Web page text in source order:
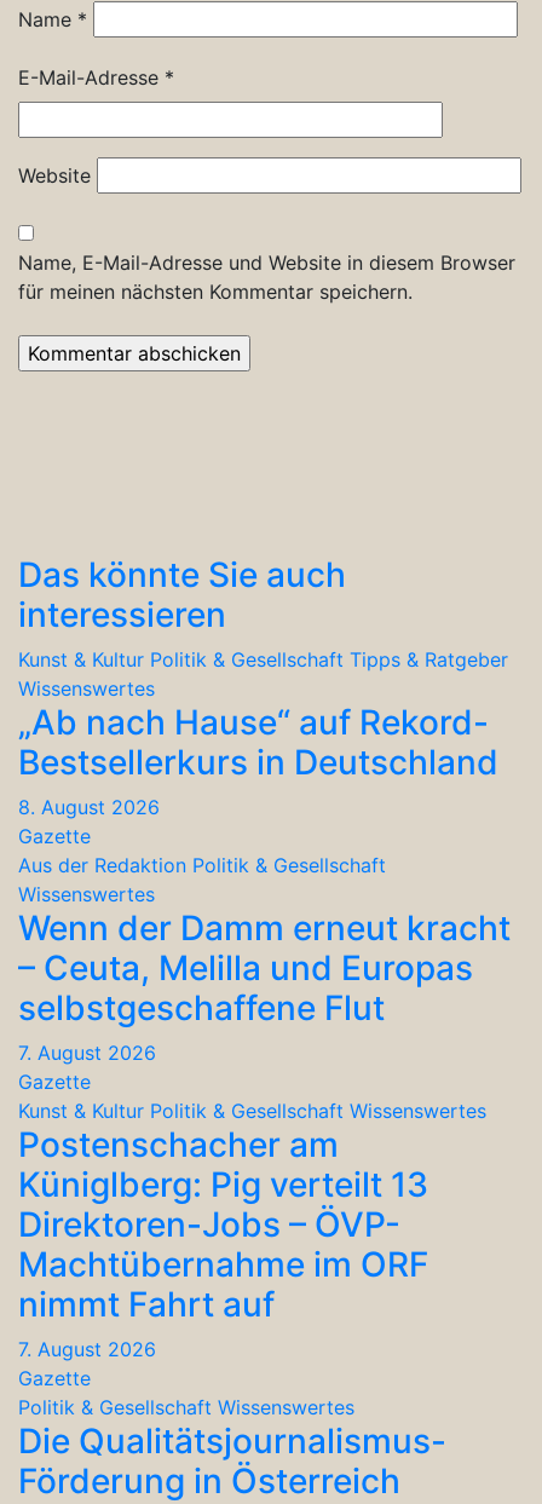
Name *
E-Mail-Adresse *
Website
Name, E-Mail-Adresse und Website in diesem Browser
für meinen nächsten Kommentar speichern.
Das könnte Sie auch
interessieren
Kunst & Kultur Politik & Gesellschaft Tipps & Ratgeber
Wissenswertes
„Ab nach Hause“ auf Rekord-
Bestsellerkurs in Deutschland
8. August 2026
Gazette
Aus der Redaktion Politik & Gesellschaft
Wissenswertes
Wenn der Damm erneut kracht
– Ceuta, Melilla und Europas
selbstgeschaffene Flut
7. August 2026
Gazette
Kunst & Kultur Politik & Gesellschaft Wissenswertes
Postenschacher am
Küniglberg: Pig verteilt 13
Direktoren-Jobs – ÖVP-
Machtübernahme im ORF
nimmt Fahrt auf
7. August 2026
Gazette
Politik & Gesellschaft Wissenswertes
Die Qualitätsjournalismus-
Förderung in Österreich